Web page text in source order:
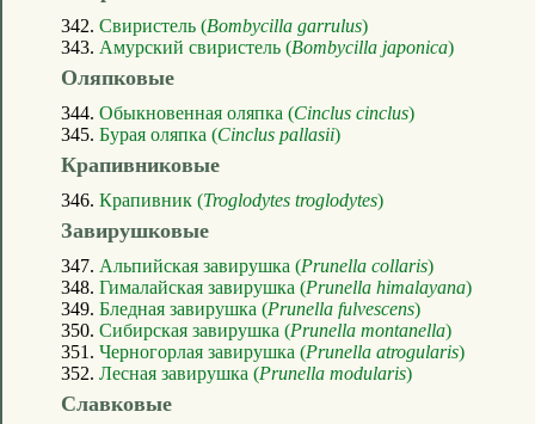
342. Свиристель (Bombycilla garrulus)
343. Амурский свиристель (Bombycilla japonica)
Оляпковые
344. Обыкновенная оляпка (Cinclus cinclus)
345. Бурая оляпка (Cinclus pallasii)
Крапивниковые
346. Крапивник (Troglodytes troglodytes)
Завирушковые
347. Альпийская завирушка (Prunella collaris)
348. Гималайская завирушка (Prunella himalayana)
349. Бледная завирушка (Prunella fulvescens)
350. Сибирская завирушка (Prunella montanella)
351. Черногорлая завирушка (Prunella atrogularis)
352. Лесная завирушка (Prunella modularis)
Славковые